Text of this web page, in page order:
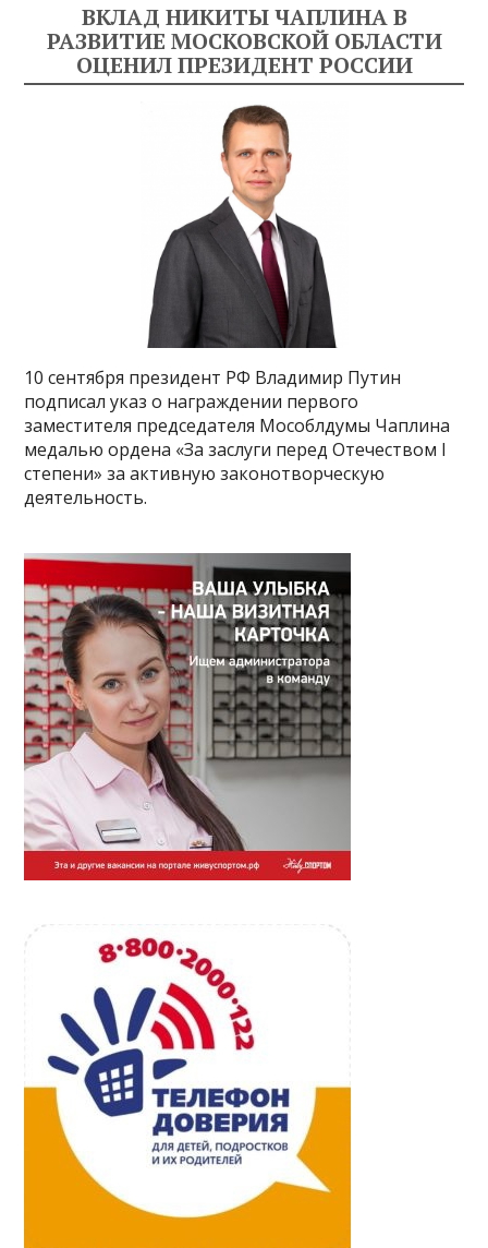
ВКЛАД НИКИТЫ ЧАПЛИНА В
РАЗВИТИЕ МОСКОВСКОЙ ОБЛАСТИ
ОЦЕНИЛ ПРЕЗИДЕНТ РОССИИ
10 сентября президент РФ Владимир Путин
подписал указ о награждении первого
заместителя председателя Мособлдумы Чаплина
медалью ордена «За заслуги перед Отечеством I
степени» за активную законотворческую
деятельность.